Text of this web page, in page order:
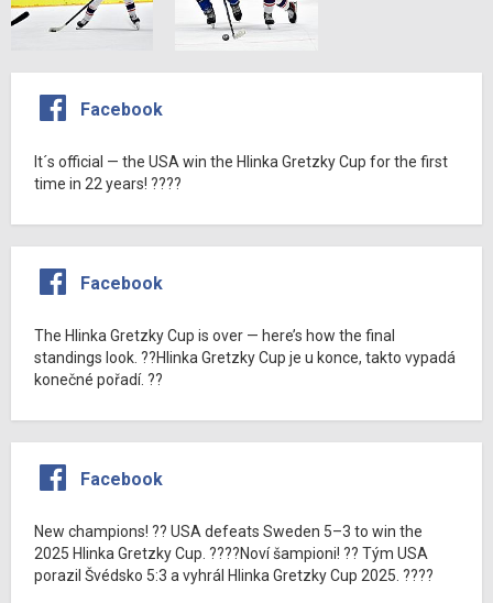
Facebook
It´s official — the USA win the Hlinka Gretzky Cup for the first
time in 22 years! ????
Facebook
The Hlinka Gretzky Cup is over — here’s how the final
standings look. ??Hlinka Gretzky Cup je u konce, takto vypadá
konečné pořadí. ??
Facebook
New champions! ?? USA defeats Sweden 5–3 to win the
2025 Hlinka Gretzky Cup. ????Noví šampioni! ?? Tým USA
porazil Švédsko 5:3 a vyhrál Hlinka Gretzky Cup 2025. ????